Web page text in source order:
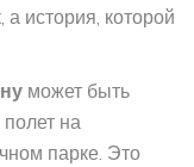
история, которой
может быть
на
парке. Это